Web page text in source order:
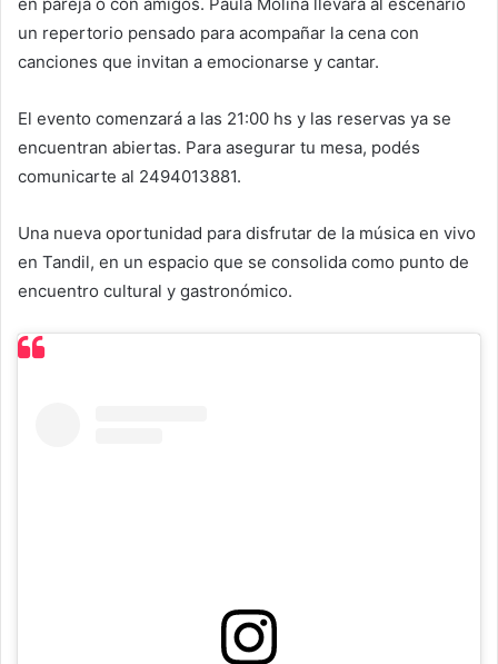
un repertorio pensado para acompañar la cena con
canciones que invitan a emocionarse y cantar.
El evento comenzará a las 21:00 hs y las reservas ya se
encuentran abiertas. Para asegurar tu mesa, podés
comunicarte al 2494013881.
Una nueva oportunidad para disfrutar de la música en vivo
en Tandil, en un espacio que se consolida como punto de
encuentro cultural y gastronómico.